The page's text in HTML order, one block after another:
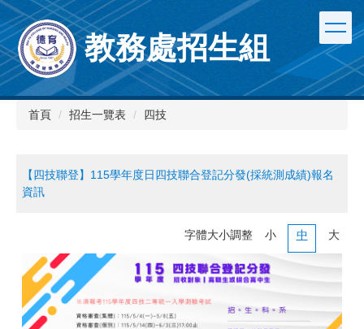
跳
到
主
要
內
容
教務處招生組
首頁 招生一覽表 四技
【四技聯登】115學年度日四技聯合登記分發(採統測成績)報名
資訊
字體大小調整 小 中 大